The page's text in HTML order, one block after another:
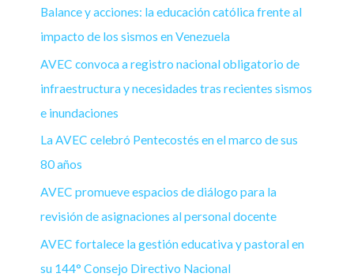
Balance y acciones: la educación católica frente al
impacto de los sismos en Venezuela
AVEC convoca a registro nacional obligatorio de
infraestructura y necesidades tras recientes sismos
e inundaciones
La AVEC celebró Pentecostés en el marco de sus
80 años
AVEC promueve espacios de diálogo para la
revisión de asignaciones al personal docente
AVEC fortalece la gestión educativa y pastoral en
su 144° Consejo Directivo Nacional